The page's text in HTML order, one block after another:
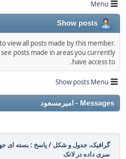
Menu
Show posts
view all posts made by this member.
posts made in areas you currently
have access to.
Show posts Menu
Messages - امیرمسعود
گرافیک، جدول و شکل / پاسخ : بسته ای
سری داده در لاتک